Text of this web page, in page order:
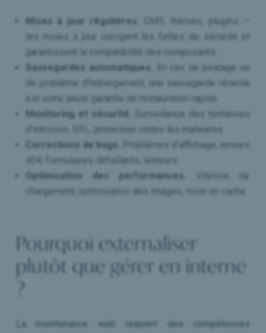
Mises à jour régulières.
CMS, thèmes, plugins —
les mises à jour corrigent les failles de sécurité et
garantissent la compatibilité des composants.
Sauvegardes automatiques.
En cas de piratage ou
de problème d’hébergement, une sauvegarde récente
est votre seule garantie de restauration rapide.
Monitoring et sécurité.
Surveillance des tentatives
d’intrusion, SSL, protection contre les malwares.
Corrections de bugs.
Problèmes d’affichage, erreurs
404, formulaires défaillants, lenteurs.
Optimisation des performances.
Vitesse de
chargement, optimisation des images, mise en cache.
Pourquoi externaliser
plutôt que gérer en interne
?
La maintenance web requiert des compétences